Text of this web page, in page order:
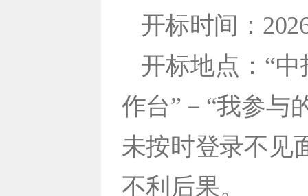
开标时间：
开标地点：“
作台”－“我参与
未按时登录不 见
不利后果。